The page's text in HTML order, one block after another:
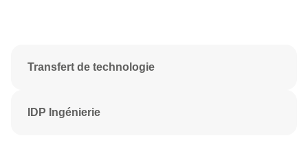
Transfert de technologie
IDP Ingénierie